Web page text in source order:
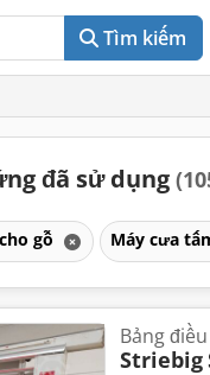
Tìm kiếm
đã sử dụng
gỗ Máy cưa
Bảng
Striebig